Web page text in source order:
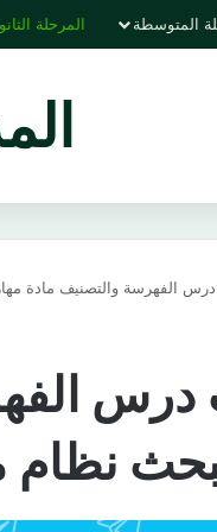
المتوسطة المرحلة
الفهرسة والتصنيف مادة مهارات
نظام